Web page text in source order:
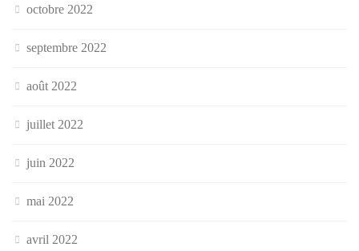
octobre 2022
septembre 2022
août 2022
juillet 2022
juin 2022
mai 2022
avril 2022